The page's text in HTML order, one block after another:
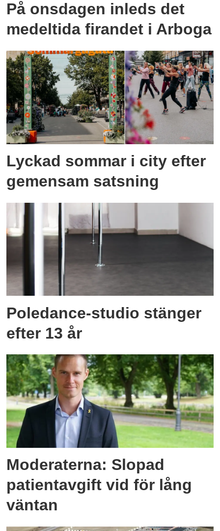
På onsdagen inleds det
medeltida firandet i Arboga
Lyckad sommar i city efter
gemensam satsning
Poledance-studio stänger
efter 13 år
Moderaterna: Slopad
patientavgift vid för lång
väntan